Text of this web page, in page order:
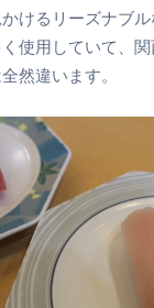
けるリーズナブ
使用していて、
然違います。